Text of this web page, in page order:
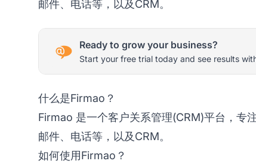
邮件、电话等，以及CRM。
Ready to grow your business?
Start your free trial today and see results
什么是Firmao？
Firmao 是一个客户关系管理(CRM)平台，专
邮件、电话等，以及CRM。
如何使用Firmao？